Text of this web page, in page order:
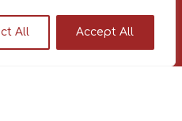
All Accept All
όλα τα νέα!